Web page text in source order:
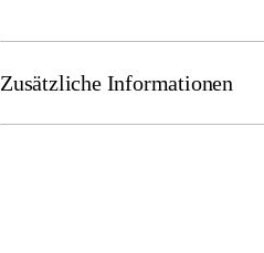
Zusätzliche Informationen